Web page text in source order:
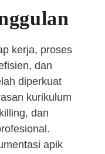
kerja, proses
dan
diperkuat
kurikulum
dan
apik